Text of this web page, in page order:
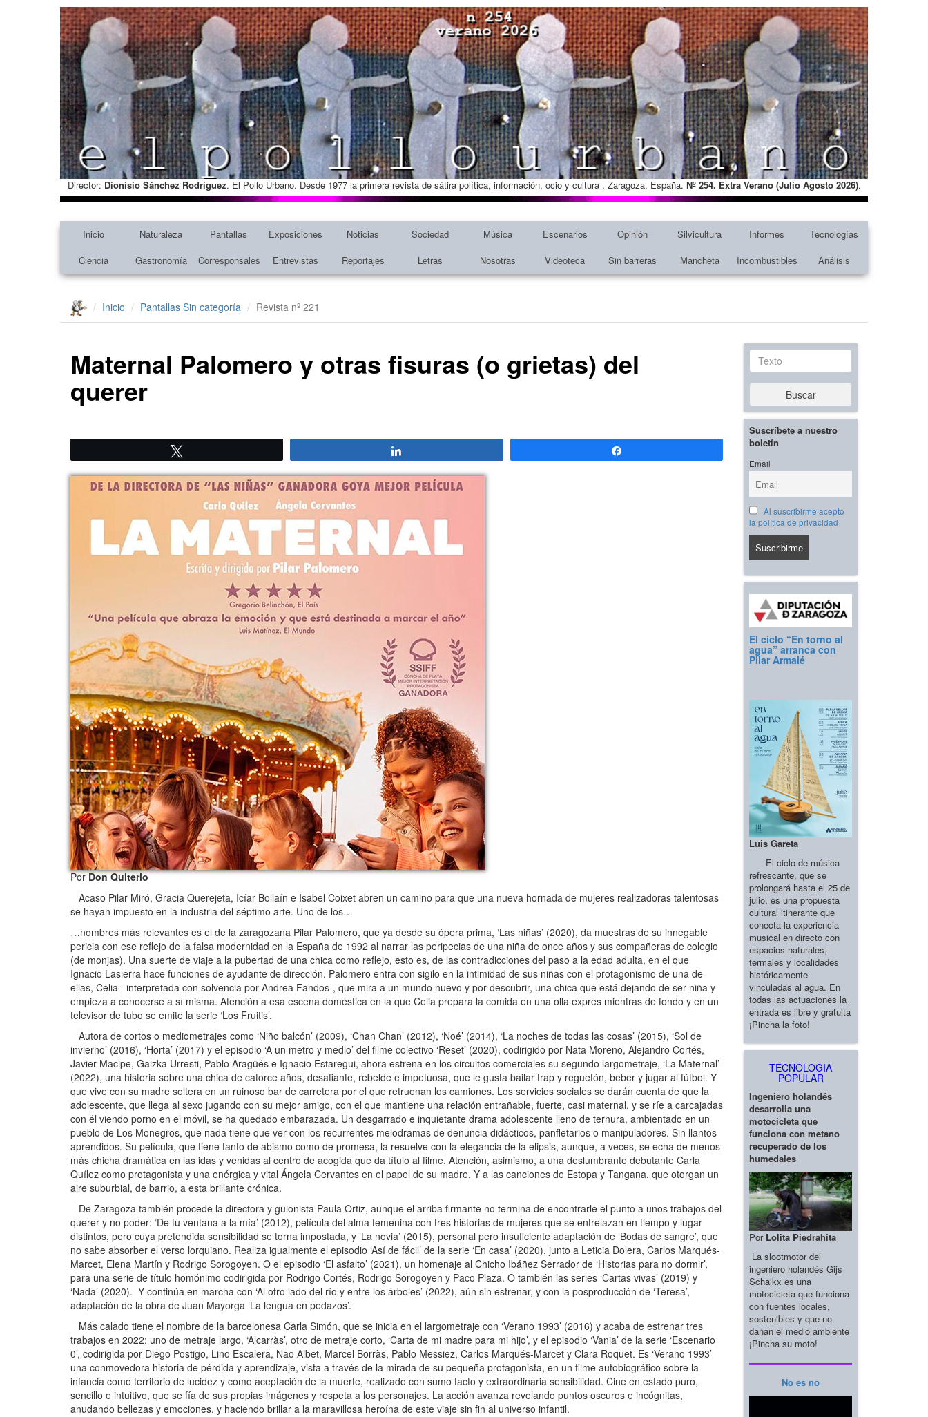
Director: Dionisio Sánchez Rodríguez. El Pollo Urbano. Desde 1977 la primera revista de sátira política, información, ocio y cultura . Zaragoza. España. Nº 254. Extra Verano (Julio Agosto 2026).
Inicio Naturaleza Pantallas Exposiciones Noticias Sociedad Música Escenarios Opinión Silvicultura Informes
Tecnologías
Ciencia
Gastronomía Corresponsales Entrevistas Reportajes Letras Nosotras Videoteca Sin barreras Mancheta Incombustibles Análisis
Inicio Pantallas Sin categoría Revista nº 221
Maternal Palomero y otras fisuras (o grietas) del
querer
PorDon Quiterio
Acaso Pilar Miró, Gracia Querejeta, Icíar Bollaín e Isabel Coixet abren un camino para que una nueva hornada de mujeres realizadoras talentosas
se hayan impuesto en la industria del séptimo arte. Uno de los…
…nombres más relevantes es el de la zaragozana Pilar Palomero, que ya desde su ópera prima, ‘Las niñas’ (2020), da muestras de su innegable
pericia con ese reflejo de la falsa modernidad en la España de 1992 al narrar las peripecias de una niña de once años y sus compañeras de colegio
(de monjas). Una suerte de viaje a la pubertad de una chica como reflejo, esto es, de las contradicciones del paso a la edad adulta, en el que
Ignacio Lasierra hace funciones de ayudante de dirección. Palomero entra con sigilo en la intimidad de sus niñas con el protagonismo de una de
ellas, Celia –interpretada con solvencia por Andrea Fandos-, que mira a un mundo nuevo y por descubrir, una chica que está dejando de ser niña y
empieza a conocerse a sí misma. Atención a esa escena doméstica en la que Celia prepara la comida en una olla exprés mientras de fondo y en un
televisor de tubo se emite la serie ‘Los Fruitis’.
Autora de cortos o mediometrajes como ‘Niño balcón’ (2009), ‘Chan Chan’ (2012), ‘Noé’ (2014), ‘La noches de todas las cosas’ (2015), ‘Sol de
invierno’ (2016), ‘Horta’ (2017) y el episodio ‘A un metro y medio’ del filme colectivo ‘Reset’ (2020), codirigido por Nata Moreno, Alejandro Cortés,
Javier Macipe, Gaizka Urresti, Pablo Aragüés e Ignacio Estaregui, ahora estrena en los circuitos comerciales su segundo largometraje, ‘La Maternal’
(2022), una historia sobre una chica de catorce años, desafiante, rebelde e impetuosa, que le gusta bailar trap y reguetón, beber y jugar al fútbol. Y
que vive con su madre soltera en un ruinoso bar de carretera por el que retruenan los camiones. Los servicios sociales se darán cuenta de que la
adolescente, que llega al sexo jugando con su mejor amigo, con el que mantiene una relación entrañable, fuerte, casi maternal, y se ríe a carcajadas
con él viendo porno en el móvil, se ha quedado embarazada. Un desgarrado e inquietante drama adolescente lleno de ternura, ambientado en un
pueblo de Los Monegros, que nada tiene que ver con los recurrentes melodramas de denuncia didácticos, panfletarios o manipuladores. Sin llantos
aprendidos. Su película, que tiene tanto de abismo como de promesa, la resuelve con la elegancia de la elipsis, aunque, a veces, se echa de menos
más chicha dramática en las idas y venidas al centro de acogida que da título al filme. Atención, asimismo, a una deslumbrante debutante Carla
Quílez como protagonista y una enérgica y vital Ángela Cervantes en el papel de su madre. Y a las canciones de Estopa y Tangana, que otorgan un
aire suburbial, de barrio, a esta brillante crónica.
De Zaragoza también procede la directora y guionista Paula Ortiz, aunque el arriba firmante no termina de encontrarle el punto a unos trabajos del
querer y no poder: ‘De tu ventana a la mía’ (2012), película del alma femenina con tres historias de mujeres que se entrelazan en tiempo y lugar
distintos, pero cuya pretendida sensibilidad se torna impostada, y ‘La novia’ (2015), personal pero insuficiente adaptación de ‘Bodas de sangre’, que
no sabe absorber el verso lorquiano. Realiza igualmente el episodio ‘Así de fácil’ de la serie ‘En casa’ (2020), junto a Leticia Dolera, Carlos Marqués-
Marcet, Elena Martín y Rodrigo Sorogoyen. O el episodio ‘El asfalto’ (2021), un homenaje al Chicho Ibáñez Serrador de ‘Historias para no dormir’,
para una serie de título homónimo codirigida por Rodrigo Cortés, Rodrigo Sorogoyen y Paco Plaza. O también las series ‘Cartas vivas’ (2019) y
‘Nada’ (2020). Y continúa en marcha con ‘Al otro lado del río y entre los árboles’ (2022), aún sin estrenar, y con la posproducción de ‘Teresa’,
adaptación de la obra de Juan Mayorga ‘La lengua en pedazos’.
Más calado tiene el nombre de la barcelonesa Carla Simón, que se inicia en el largometraje con ‘Verano 1993’ (2016) y acaba de estrenar tres
trabajos en 2022: uno de metraje largo, ‘Alcarràs’, otro de metraje corto, ‘Carta de mi madre para mi hijo’, y el episodio ‘Vania’ de la serie ‘Escenario
0’, codirigida por Diego Postigo, Lino Escalera, Nao Albet, Marcel Borràs, Pablo Messiez, Carlos Marqués-Marcet y Clara Roquet. Es ‘Verano 1993’
una conmovedora historia de pérdida y aprendizaje, vista a través de la mirada de su pequeña protagonista, en un filme autobiográfico sobre la
infancia como territorio de lucidez y como aceptación de la muerte, realizado con sumo tacto y extraordinaria sensibilidad. Cine en estado puro,
sencillo e intuitivo, que se fía de sus propias imágenes y respeta a los personajes. La acción avanza revelando puntos oscuros e incógnitas,
anudando bellezas y emociones, y haciendo brillar a la maravillosa heroína de este viaje sin fin al universo infantil.
Texto
Buscar
Suscríbete a nuestro
boletín
Email
Al suscribirme acepto
la política de privacidad
El ciclo “En torno al
agua” arranca con
Pilar Armalé
Luis Gareta
El ciclo de música
refrescante, que se
prolongará hasta el 25 de
julio, es una propuesta
cultural itinerante que
conecta la experiencia
musical en directo con
espacios naturales,
termales y localidades
históricamente
vinculadas al agua. En
todas las actuaciones la
entrada es libre y gratuita
¡Pincha la foto!
TECNOLOGIA
POPULAR
Ingeniero holandés
desarrolla una
motocicleta que
funciona con metano
recuperado de los
humedales
Por Lolita Piedrahita
La slootmotor del
ingeniero holandés Gijs
Schalkx es una
motocicleta que funciona
con fuentes locales,
sostenibles y que no
dañan el medio ambiente
¡Pincha su moto!
No es no